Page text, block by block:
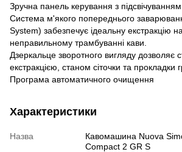
Зручна панель керування з
Система м'якого попереднього
System) забезпечує ідеальну екстракцію
неправильному трамбуванні кави.
Дзеркальце зворотного вигляду дозволяє
екстракцією, станом сіточки та прокладки
Програма автоматичного очищення
Характеристики
Назва
Кавомашина Nuova
Compact 2 GR S